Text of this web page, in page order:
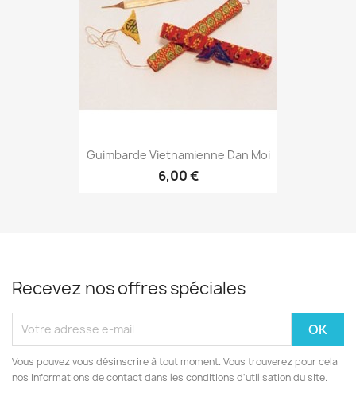
Guimbarde Vietnamienne Dan Moi
6,00 €
Recevez nos offres spéciales
Vous pouvez vous désinscrire à tout moment. Vous trouverez pour cela
nos informations de contact dans les conditions d'utilisation du site.